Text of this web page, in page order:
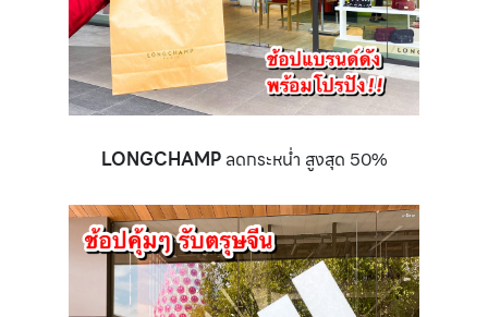
LONGCHAMPลดกระหน่ำ สูงสุด 50%